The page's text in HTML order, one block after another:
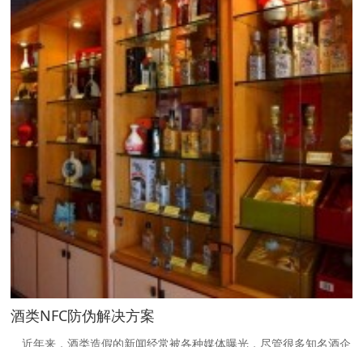
酒类NFC防伪解决方案
近年来，酒类造假的新闻经常被各种媒体曝光，尽管很多知名酒企